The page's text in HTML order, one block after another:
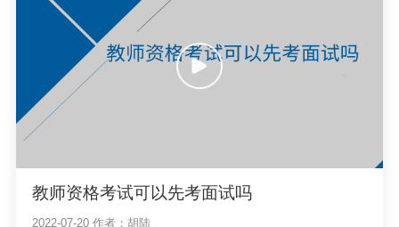
教师资格考试可以先考面试吗
2022-07-20 作者：胡陆